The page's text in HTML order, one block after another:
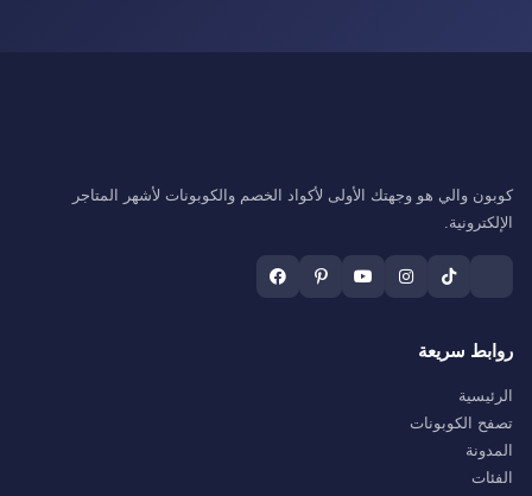
كوبون والي هو وجهتك الأولى لأكواد الخصم والكوبونات لأشهر المتاجر
الإلكترونية.
روابط سريعة
الرئيسية
تصفح الكوبونات
المدونة
الفئات